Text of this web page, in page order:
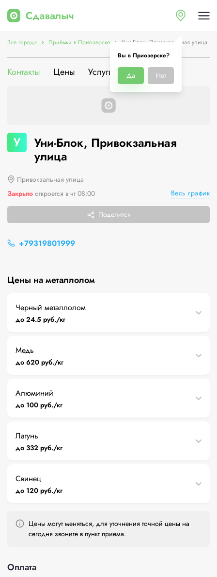
Вы в Приозерске?
Да Нет
Все города Приёмки в Приозерске Уни-Блок, Привокзальная улица
Контакты Цены Услуги О компании
У
Уни-Блок, Привокзальная
улица
Привокзальная улица
Закрыто откроется в чт 08:00 Весь график
Поделится
+79319801999
Цены на металлолом
Черный металлолом
до 24.5 руб./кг
Медь
до 620 руб./кг
Алюминий
до 100 руб./кг
Латунь
до 332 руб./кг
Свинец
до 120 руб./кг
Цены могут меняться, для уточнения точной цены на
сегодня звоните в пункт приема.
Оплата